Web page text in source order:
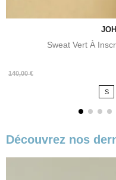
Sweat Vert À
140,00 €
Prix
Prix
S
Découvrez nos